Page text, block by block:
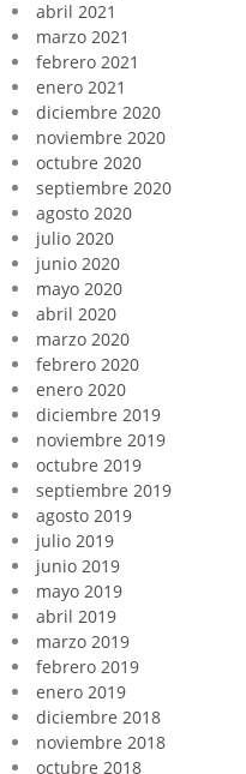
abril 2021
marzo 2021
febrero 2021
enero 2021
diciembre 2020
noviembre 2020
octubre 2020
septiembre 2020
agosto 2020
julio 2020
junio 2020
mayo 2020
abril 2020
marzo 2020
febrero 2020
enero 2020
diciembre 2019
noviembre 2019
octubre 2019
septiembre 2019
agosto 2019
julio 2019
junio 2019
mayo 2019
abril 2019
marzo 2019
febrero 2019
enero 2019
diciembre 2018
noviembre 2018
octubre 2018